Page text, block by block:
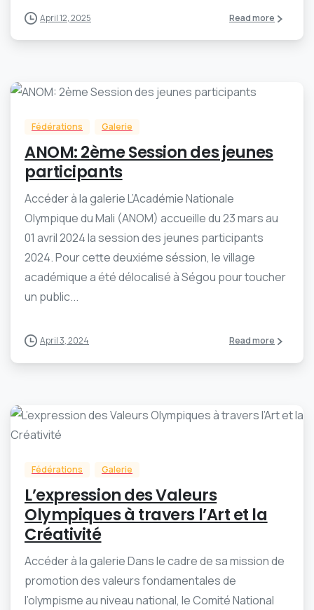
April 12, 2025 Read more
Fédérations Galerie
ANOM: 2ème Session des jeunes
participants
Accéder à la galerie L’Académie Nationale
Olympique du Mali (ANOM) accueille du 23 mars au
01 avril 2024 la session des jeunes participants
2024. Pour cette deuxiéme séssion, le village
académique a été délocalisé à Ségou pour toucher
un public...
April 3, 2024 Read more
0 -
Fédérations Galerie
L’expression des Valeurs
Olympiques à travers l’Art et la
Créativité
Accéder à la galerie Dans le cadre de sa mission de
promotion des valeurs fondamentales de
l’olympisme au niveau national, le Comité National